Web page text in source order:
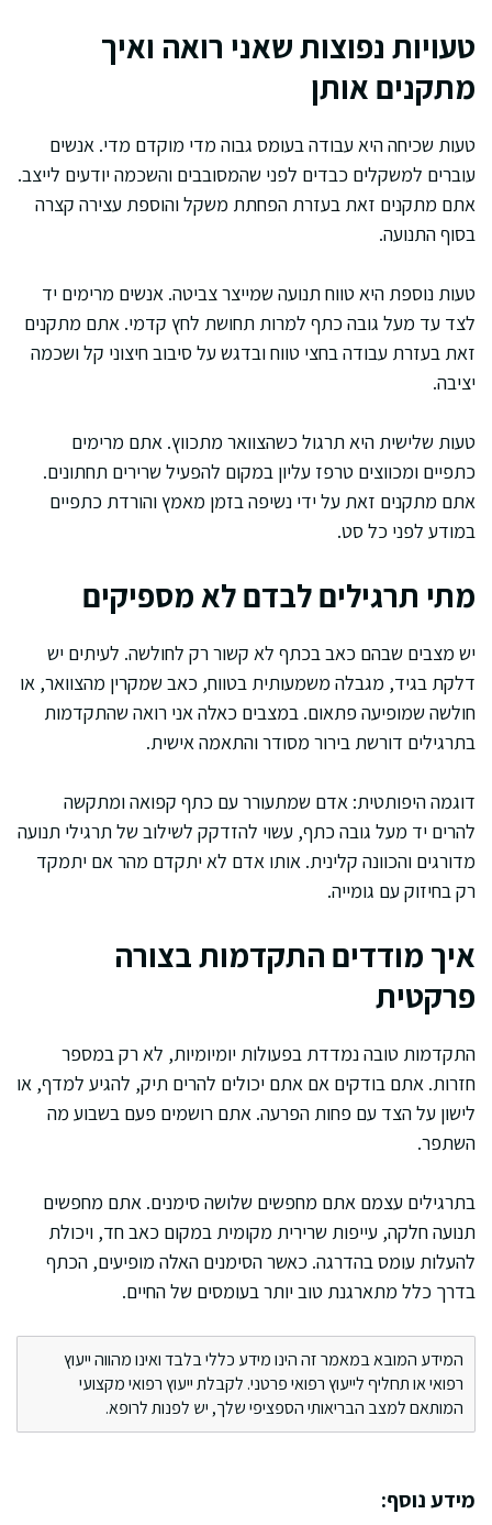
טעויות נפוצות שאני רואה ואיך
מתקנים אותן
טעות שכיחה היא עבודה בעומס גבוה מדי מוקדם מדי. אנשים
עוברים למשקלים כבדים לפני שהמסובבים והשכמה יודעים לייצב.
אתם מתקנים זאת בעזרת הפחתת משקל והוספת עצירה קצרה
בסוף התנועה.
טעות נוספת היא טווח תנועה שמייצר צביטה. אנשים מרימים יד
לצד עד מעל גובה כתף למרות תחושת לחץ קדמי. אתם מתקנים
זאת בעזרת עבודה בחצי טווח ובדגש על סיבוב חיצוני קל ושכמה
יציבה.
טעות שלישית היא תרגול כשהצוואר מתכווץ. אתם מרימים
כתפיים ומכווצים טרפז עליון במקום להפעיל שרירים תחתונים.
אתם מתקנים זאת על ידי נשיפה בזמן מאמץ והורדת כתפיים
במודע לפני כל סט.
מתי תרגילים לבדם לא מספיקים
יש מצבים שבהם כאב בכתף לא קשור רק לחולשה. לעיתים יש
דלקת בגיד, מגבלה משמעותית בטווח, כאב שמקרין מהצוואר, או
חולשה שמופיעה פתאום. במצבים כאלה אני רואה שהתקדמות
בתרגילים דורשת בירור מסודר והתאמה אישית.
דוגמה היפותטית: אדם שמתעורר עם כתף קפואה ומתקשה
להרים יד מעל גובה כתף, עשוי להזדקק לשילוב של תרגילי תנועה
מדורגים והכוונה קלינית. אותו אדם לא יתקדם מהר אם יתמקד
רק בחיזוק עם גומייה.
איך מודדים התקדמות בצורה
פרקטית
התקדמות טובה נמדדת בפעולות יומיומיות, לא רק במספר
חזרות. אתם בודקים אם אתם יכולים להרים תיק, להגיע למדף, או
לישון על הצד עם פחות הפרעה. אתם רושמים פעם בשבוע מה
השתפר.
בתרגילים עצמם אתם מחפשים שלושה סימנים. אתם מחפשים
תנועה חלקה, עייפות שרירית מקומית במקום כאב חד, ויכולת
להעלות עומס בהדרגה. כאשר הסימנים האלה מופיעים, הכתף
בדרך כלל מתארגנת טוב יותר בעומסים של החיים.
המידע המובא במאמר זה הינו מידע כללי בלבד ואינו מהווה ייעוץ
רפואי או תחליף לייעוץ רפואי פרטני. לקבלת ייעוץ רפואי מקצועי
המותאם למצב הבריאותי הספציפי שלך, יש לפנות לרופא.
מידע נוסף: